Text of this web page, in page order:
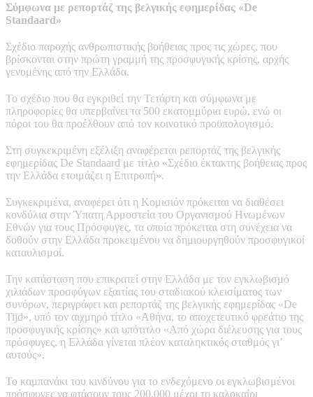
Σύμφωνα με ρεπορτάζ της βελγικής εφημερίδας «De
Standaard»
Σχέδιο παροχής ανθρωπιστικής βοήθειας προς τις χώρες, που
βρίσκονται στην πρώτη γραμμή της προσφυγικής κρίσης, αρχής
γενομένης από την Ελλάδα.
Το σχέδιο που θα εγκριθεί την Τετάρτη και σύμφωνα με
πληροφορίες θα υπερβαίνει τα 500 εκατομμύρια ευρώ, ενώ οι
πόροι του θα προέλθουν από τον κοινοτικό προϋπολογισμό.
Στη συγκεκριμένη εξέλιξη αναφέρεται ρεπορτάζ της βελγικής
εφημερίδας De Standaard με τίτλο «Σχέδιο έκτακτης βοήθειας προς
την Ελλάδα ετοιμάζει η Επιτροπή».
Συγκεκριμένα, αναφέρει ότι η Κομισιόν πρόκειται να διαθέσει
κονδύλια στην Ύπατη Αρμοστεία του Οργανισμού Ηνωμένων
Εθνών για τους Πρόσφυγες, τα οποία πρόκειται στη συνέχεια να
δοθούν στην Ελλάδα προκειμένου να δημιουργηθούν προσφυγικοί
καταυλισμοί.
Την κατάσταση που επικρατεί στην Ελλάδα με τον εγκλωβισμό
χιλιάδων προσφύγων εξαιτίας του σταδιακού κλεισίματος των
συνόρων, περιγράφει και ρεπορτάζ της βελγικής εφημερίδας «De
Tijd», υπό τον αιχμηρό τίτλο «Αθήνα, το αποχετευτικό φρεάτιο της
προσφυγικής κρίσης» και υπότιτλο «Από χώρα διέλευσης για τους
πρόσφυγες, η Ελλάδα γίνεται πλέον καταληκτικός σταθμός γι’
αυτούς».
Το καμπανάκι του κινδύνου για το ενδεχόμενο οι εγκλωβισμένοι
πρόσφυγες να φτάσουν τους 200.000 μέχρι το καλοκαίρι